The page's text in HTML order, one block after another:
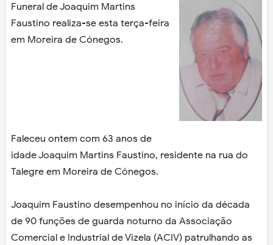
Funeral de Joaquim Martins
Faustino realiza-se esta terça-feira
em Moreira de Cónegos.
Faleceu ontem com 63 anos de
idade Joaquim Martins Faustino, residente na rua do
Talegre em Moreira de Cónegos.
Joaquim Faustino desempenhou no início da década
de 90 funções de guarda noturno da Associação
Comercial e Industrial de Vizela (ACIV) patrulhando as